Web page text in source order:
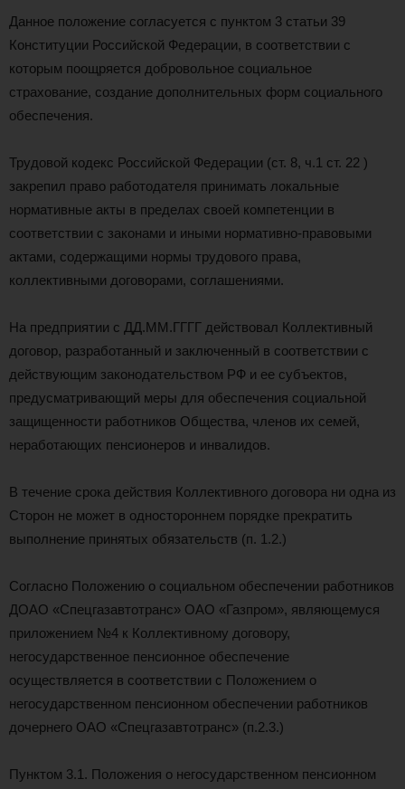
Данное положение согласуется с пунктом 3 статьи 39
Конституции Российской Федерации, в соответствии с
которым поощряется добровольное социальное
страхование, создание дополнительных форм социального
обеспечения.
Трудовой кодекс Российской Федерации (ст. 8, ч.1 ст. 22 )
закрепил право работодателя принимать локальные
нормативные акты в пределах своей компетенции в
соответствии с законами и иными нормативно-правовыми
актами, содержащими нормы трудового права,
коллективными договорами, соглашениями.
На предприятии с ДД.ММ.ГГГГ действовал Коллективный
договор, разработанный и заключенный в соответствии с
действующим законодательством РФ и ее субъектов,
предусматривающий меры для обеспечения социальной
защищенности работников Общества, членов их семей,
неработающих пенсионеров и инвалидов.
В течение срока действия Коллективного договора ни одна из
Сторон не может в одностороннем порядке прекратить
выполнение принятых обязательств (п. 1.2.)
Согласно Положению о социальном обеспечении работников
ДОАО «Спецгазавтотранс» ОАО «Газпром», являющемуся
приложением №4 к Коллективному договору,
негосударственное пенсионное обеспечение
осуществляется в соответствии с Положением о
негосударственном пенсионном обеспечении работников
дочернего ОАО «Спецгазавтотранс» (п.2.3.)
Пунктом 3.1. Положения о негосударственном пенсионном